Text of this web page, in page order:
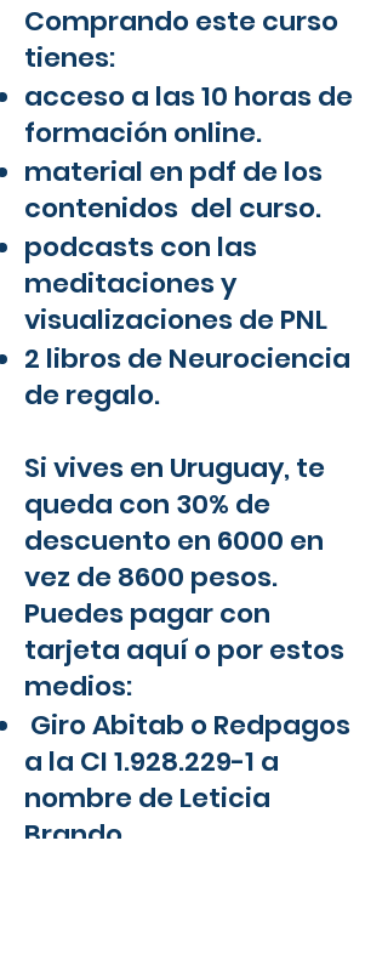
Comprando este curso
tienes:
acceso a las 10 horas de
formación online.
material en pdf de los
contenidos del curso.
podcasts con las
meditaciones y
visualizaciones de PNL
2 libros de Neurociencia
de regalo.
Si vives en Uruguay, te
queda con 30% de
descuento en 6000 en
vez de 8600 pesos.
Puedes pagar con
tarjeta aquío por estos
medios:
Giro Abitab o Redpagos
a la CI1.928.229-1 a
nombre de Leticia
Brando